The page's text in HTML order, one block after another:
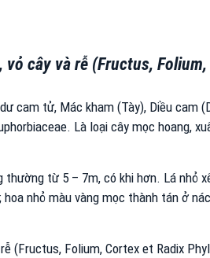
cây và rễ (Fructus,
cam tử, Mác kham (Tày), Diều cam
Là loại cây mọc hoang,
từ 5 – 7m, có khi hơn. Lá nhỏ
nhỏ màu vàng mọc thành tán ở
(Fructus, Folium, Cortex et Radix